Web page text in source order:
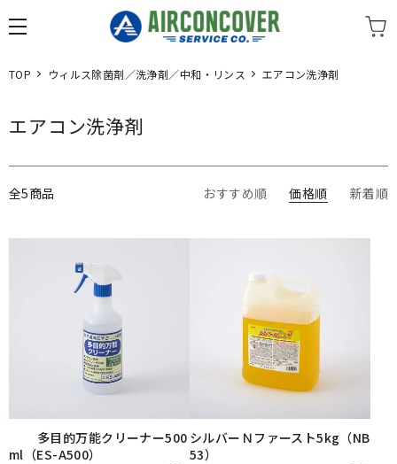
TOP ウィルス除菌剤／洗浄剤／中和・リンス エアコン洗浄剤
エアコン洗浄剤
全5商品 おすすめ順 価格順 新着順
多目的万能クリーナー500
ml（ES-A500）
シルバーＮファースト5kg（NB
53）